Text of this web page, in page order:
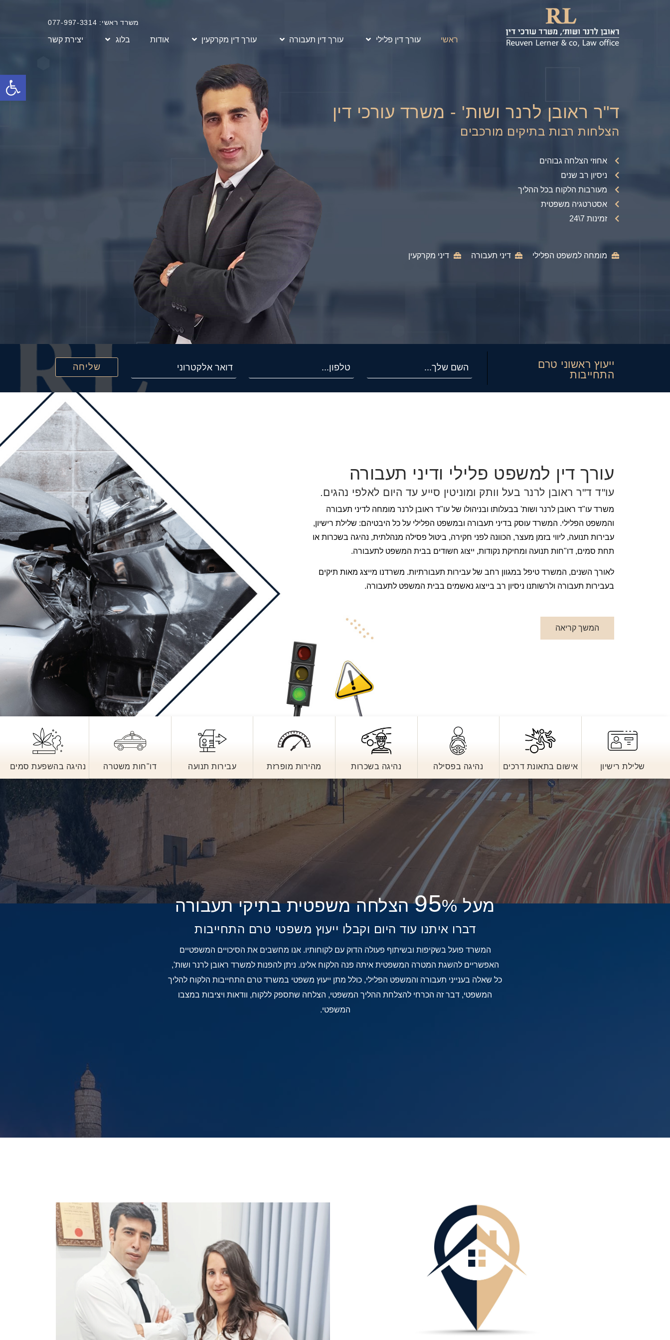
משרד ראשי: 077-997-3314
ראשי עורך דין פלילי עורך דין תעבורה עורך דין מקרקעין אודות בלוג יצירת קשר
ד"ר ראובן לרנר ושות' - משרד עורכי דין
הצלחות רבות בתיקים מורכבים
אחוזי הצלחה גבוהים
ניסיון רב שנים
מעורבות הלקוח בכל ההליך
אסטרטגיה משפטית
זמינות 7\24
מומחה למשפט הפלילי דיני תעבורה דיני מקרקעין
ייעוץ ראשוני טרם
התחייבות
עורך דין למשפט פלילי ודיני תעבורה
עו"ד ד"ר ראובן לרנר בעל וותק ומוניטין סייע עד היום לאלפי נהגים.
משרד עו"ד ראובן לרנר ושות' בבעלותו ובניהולו של עו"ד ראובן לרנר מומחה לדיני תעבורה
והמשפט הפלילי. המשרד עוסק בדיני תעבורה ובמשפט הפלילי על כל היבטיהם: שלילת רישיון,
עבירות תנועה, ליווי בזמן מעצר, הכוונה לפני חקירה, ביטול פסילה מנהלתית, נהיגה בשכרות או
תחת סמים, דו"חות תנועה ומחיקת נקודות, ייצוג חשודים בבית המשפט לתעבורה.
לאורך השנים, המשרד טיפל במגוון רחב של עבירות תעבורתיות. משרדנו מייצג מאות תיקים
בעבירות תעבורה ולרשותנו ניסיון רב בייצוג נאשמים בבית המשפט לתעבורה.
המשך קריאה
שלילת רישיון אישום בתאונת דרכים נהיגה בפסילה נהיגה בשכרות מהירות מופרזת עבירות תנועה דו"חות משטרה נהיגה בהשפעת סמים
מעל 95% הצלחה משפטית בתיקי תעבורה
דברו איתנו עוד היום וקבלו ייעוץ משפטי טרם התחייבות
המשרד פועל בשקיפות ובשיתוף פעולה הדוק עם לקוחותיו. אנו מחשבים את הסיכויים המשפטיים
האפשריים להשגת המטרה המשפטית איתה פנה הלקוח אלינו. ניתן להפנות למשרד ראובן לרנר ושות',
כל שאלה בענייני תעבורה והמשפט הפלילי, כולל מתן ייעוץ משפטי במשרד טרם התחייבות הלקוח להליך
המשפטי, דבר זה הכרחי להצלחת ההליך המשפטי, הצלחה שתספק ללקוח, וודאות ויציבות במצבו
המשפטי.